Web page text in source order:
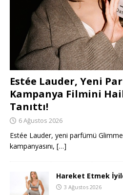
Estée Lauder, Yeni
Kampanya Filmini
Tanıttı!
6 Ağustos 2026
Estée Lauder, yeni parfümü
kampanyasını, […]
Hareket Etmek
3 Ağustos 2026